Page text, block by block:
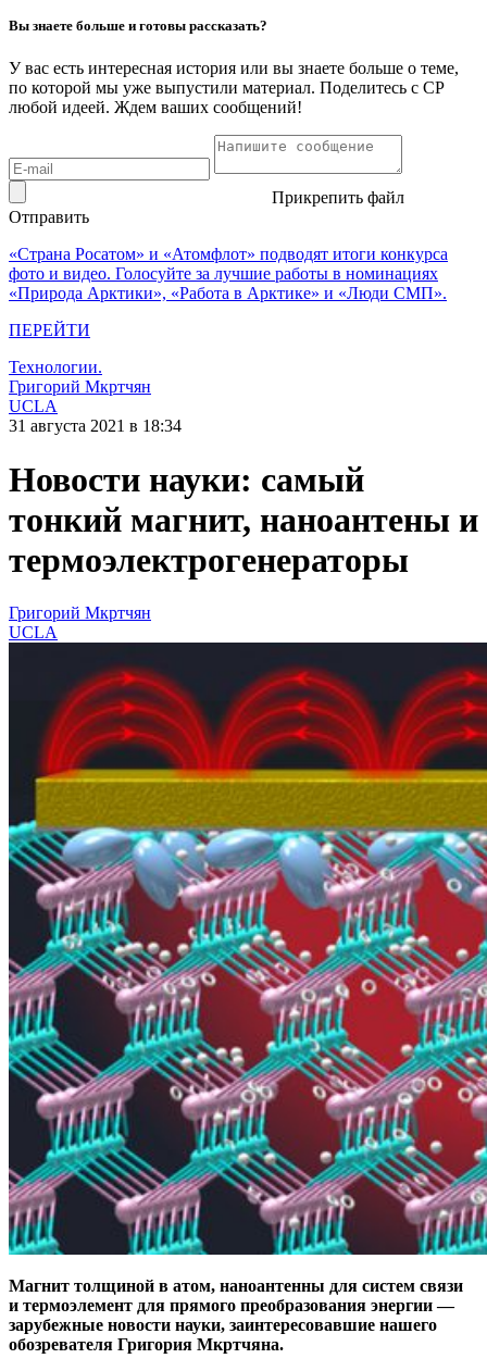
Вы знаете больше и готовы рассказать?
У вас есть интересная история или вы знаете больше о теме,
по которой мы уже выпустили материал. Поделитесь с СР
любой идеей. Ждем ваших сообщений!
Прикрепить файл
Отправить
«Страна Росатом» и «Атомфлот» подводят итоги конкурса
фото и видео. Голосуйте за лучшие работы в номинациях
«Природа Арктики», «Работа в Арктике» и «Люди СМП».
ПЕРЕЙТИ
Технологии.
Григорий Мкртчян
UCLA
31 августа 2021 в 18:34
Новости науки: самый
тонкий магнит, наноантены и
термоэлектрогенераторы
Григорий Мкртчян
UCLA
Магнит толщиной в атом, наноантенны для систем связи
и термоэлемент для прямого преобразования энергии — ​
зарубежные новости науки, заинтересовавшие нашего
обозревателя Григория Мкртчяна.